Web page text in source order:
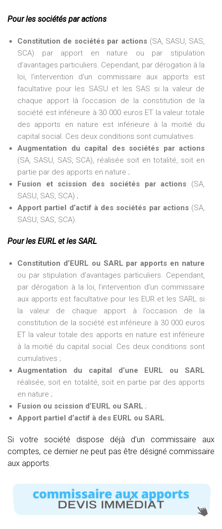
Pour les sociétés par actions
Constitution de sociétés par actions(SA, SASU, SAS,
SCA) par apport en nature ou par stipulation
d’avantages particuliers. Cependant, par dérogation à la
loi, l’intervention d’un commissaire aux apports est
facultative pour les SASU et les SAS si la valeur de
chaque apport là l’occasion de la constitution de la
société est inférieure à 30 000 euros ET la valeur totale
des apports en nature est inférieure à la moitié du
capital social. Ces deux conditions sont cumulatives.
Augmentation du capital des sociétés par actions
(SA, SASU, SAS, SCA), réalisée soit en totalité, soit en
partie par des apports en nature ;
Fusion et scission des sociétés par actions (SA,
SASU, SAS, SCA) ;
Apport partiel d’actif à des sociétés par actions(SA,
SASU, SAS, SCA).
Pour les EURL et les SARL
Constitution d’EURL ou SARL par apports en nature
ou par stipulation d’avantages particuliers. Cependant,
par dérogation à la loi, l’intervention d’un commissaire
aux apports est facultative pour les EUR et les SARL si
la valeur de chaque apport à l’occasion de la
constitution de la société est inférieure à 30 000 euros
ET la valeur totale des apports en nature est inférieure
à la moitié du capital social. Ces deux conditions sont
cumulatives ;
Augmentation du capital d’une EURL ou SARL
réalisée, soit en totalité, soit en partie par des apports
en nature ;
Fusion ou scission d’EURL ou SARL ;
Apport partiel d’actif à des EURL ou SARL.
Si votre société dispose déjà d’un commissaire aux
comptes, ce dernier ne peut pas être désigné commissaire
aux apports.